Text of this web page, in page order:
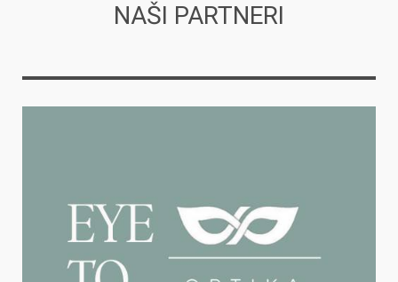
NAŠI PARTNERI